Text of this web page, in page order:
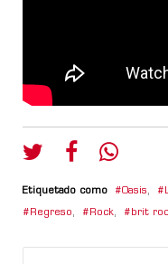
Etiquetado como Oasis,
Regreso, Rock, brit